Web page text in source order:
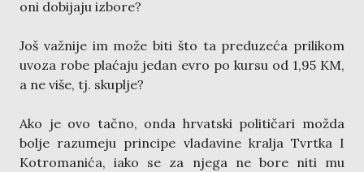
oni dobijaju izbore?
Još važnije im može biti što ta preduzeća prilikom
uvoza robe plaćaju jedan evro po kursu od 1,95 KM,
a ne više, tj. skuplje?
Ako je ovo tačno, onda hrvatski političari možda
bolje razumeju principe vladavine kralja Tvrtka I
Kotromanića, iako se za njega ne bore niti mu